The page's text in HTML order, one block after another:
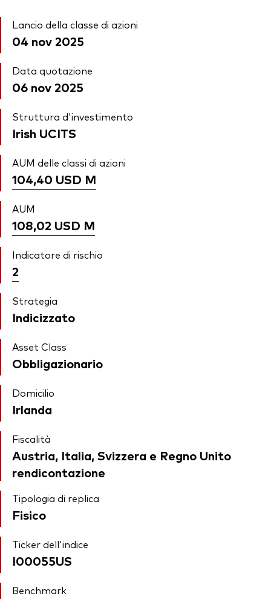
Lancio della classe di azioni
04 nov 2025
Data quotazione
06 nov 2025
Struttura d'investimento
Irish UCITS
AUM delle classi di azioni
104,40 USD M
AUM
108,02 USD M
Indicatore di rischio
2
Strategia
Indicizzato
Asset Class
Obbligazionario
Domicilio
Irlanda
Fiscalità
Austria, Italia, Svizzera e Regno Unito
rendicontazione
Tipologia di replica
Fisico
Ticker dell'indice
I00055US
Benchmark